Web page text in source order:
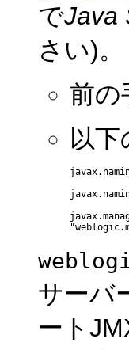
でJava
さい)。
前の
以
サーバ
ート